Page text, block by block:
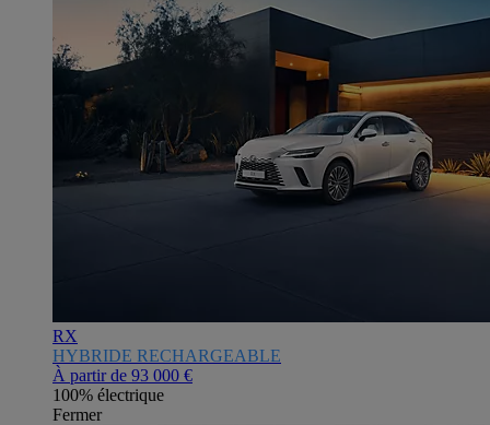
RX
HYBRIDE RECHARGEABLE
À partir de 93 000 €
100% électrique
Fermer